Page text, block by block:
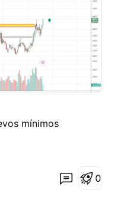
mínimos
0